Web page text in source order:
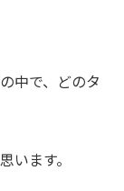
中で、どのタ
います。